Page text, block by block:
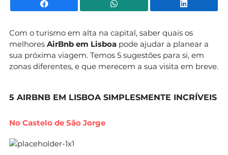
Facebook WhatsApp
Com o turismo em alta na capital, saber quais os
melhores AirBnb em Lisboa pode ajudar a planear a
sua próxima viagem. Temos 5 sugestões para si, em
zonas diferentes, e que merecem a sua visita em breve.
5 AIRBNB EM LISBOA SIMPLESMENTE INCRÍVEIS
No Castelo de São Jorge